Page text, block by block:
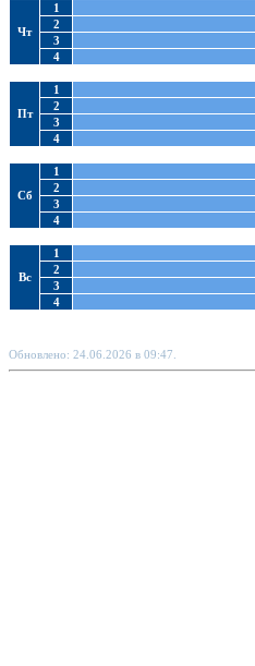
Чт
1
2
3
4
Пт
1
2
3
4
Сб
1
2
3
4
Вс
1
2
3
4
Обновлено: 24.06.2026 в 09:47.